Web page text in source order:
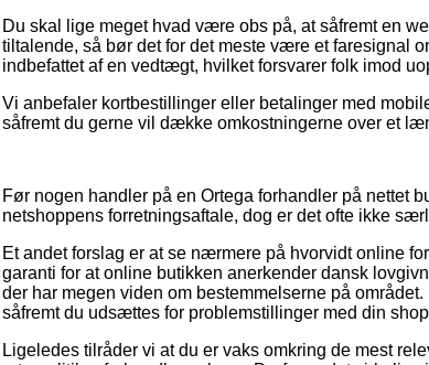
Du skal lige meget hvad være obs på, at såfremt en
tiltalende, så bør det for det meste være et faresignal
indbefattet af en vedtægt, hvilket forsvarer folk imod
Vi anbefaler kortbestillinger eller betalinger med
såfremt du gerne vil dække omkostningerne over et
Før nogen handler på en Ortega forhandler på nettet
netshoppens forretningsaftale, dog er det ofte ikke
Et andet forslag er at se nærmere på hvorvidt online
garanti for at online butikken anerkender dansk
der har megen viden om bestemmelserne på
såfremt du udsættes for problemstillinger med din
Ligeledes tilråder vi at du er vaks omkring de mest